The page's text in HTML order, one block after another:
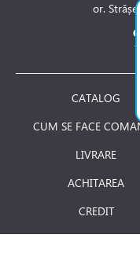
or.
CATALOG
CUM SE FACE
LIVRARE
ACHITAREA
CREDIT
RETURNAREA